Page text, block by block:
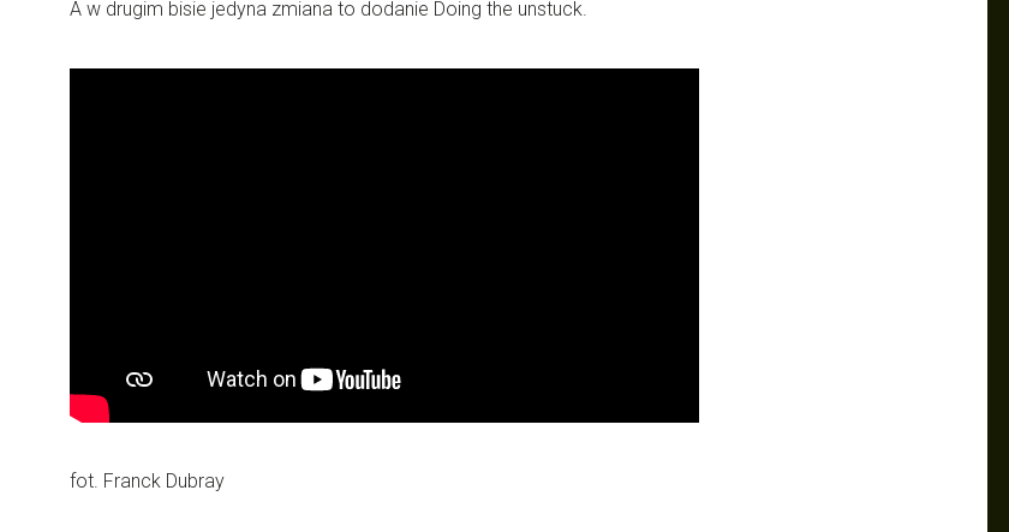
A w drugim bisie jedyna zmiana to dodanie Doing the unstuck.
fot. Franck Dubray